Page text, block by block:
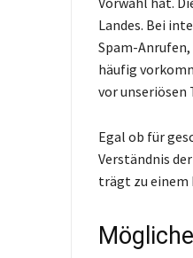
Landes. Bei
Spam-
häufig
vor unseriösen
Egal ob für
Verständnis
trägt zu einem